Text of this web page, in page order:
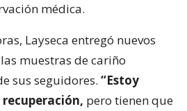
médica.
Layseca entregó nuevos
muestras de cariño
sus seguidores. “Estoy
pero tienen que